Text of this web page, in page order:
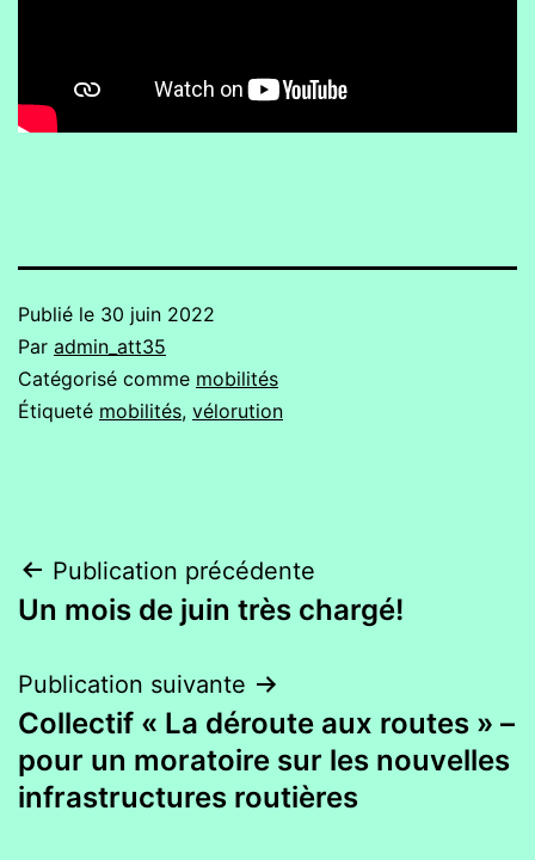
Publié le 30 juin 2022
Par admin_att35
Catégorisé comme mobilités
Étiqueté mobilités, vélorution
Navigation
de
l’article
Publication précédente
Un mois de juin très chargé!
Publication suivante
Collectif « La déroute aux routes » –
pour un moratoire sur les nouvelles
infrastructures routières